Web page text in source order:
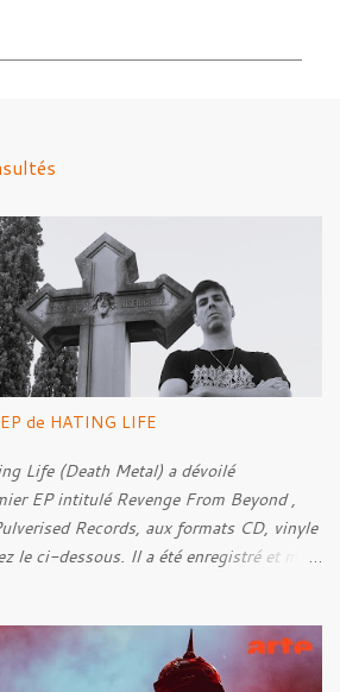
de HATING LIFE
Life (Death Metal) a dévoilé
EP intitulé Revenge From Beyond ,
Records, aux formats CD, vinyle
le ci-dessous. Il a été enregistré et mixé
05. Revenge From Beyond 06. The